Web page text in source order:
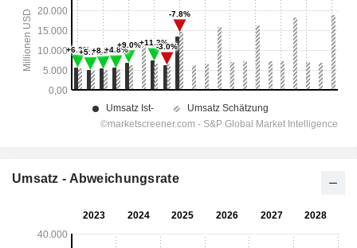
Umsatz - Abweichungsrate